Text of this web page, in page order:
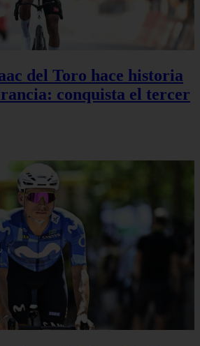
del Toro hace historia
conquista el tercer